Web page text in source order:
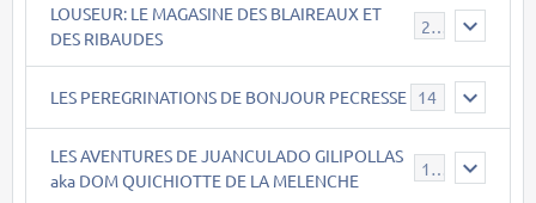
LOUSEUR: LE MAGASINE DES BLAIREAUX ET
DES RIBAUDES
21
LES PEREGRINATIONS DE BONJOUR PECRESSE 14
LES AVENTURES DE JUANCULADO GILIPOLLAS
aka DOM QUICHIOTTE DE LA MELENCHE
119